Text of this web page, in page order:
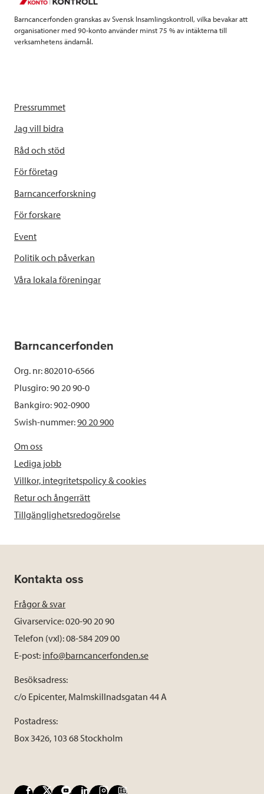
k
Barncancerfonden granskas av Svensk Insamlingskontroll, vilka bevakar att
organisationer med 90-konto använder minst 75 % av intäkterna till
verksamhetens ändamål.
Pressrummet
Jag vill bidra
Råd och stöd
För företag
Barncancerforskning
För forskare
Event
Politik och påverkan
Våra lokala föreningar
Barncancerfonden
Org. nr: 802010-6566
Plusgiro: 90 20 90-0
Bankgiro: 902-0900
Swish-nummer:90 20 900
Om oss
Lediga jobb
Villkor, integritetspolicy & cookies
Retur och ångerrätt
Tillgänglighetsredogörelse
Kontakta oss
Frågor & svar
Givarservice: 020-90 20 90
Telefon (vxl): 08-584 209 00
E-post: info@barncancerfonden.se
Besöksadress:
c/o Epicenter, Malmskillnadsgatan 44 A
Postadress:
Box 3426, 103 68 Stockholm